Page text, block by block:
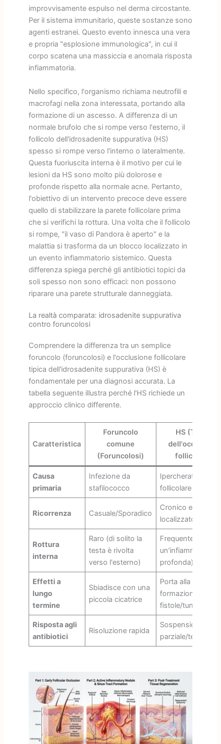
improvvisamente espulso nel derma circostante.
Per il sistema immunitario, queste sostanze sono
agenti estranei. Questo evento innesca una vera
e propria "esplosione immunologica", in cui il
corpo scatena una massiccia e anomala risposta
infiammatoria.
Nello specifico, l'organismo richiama neutrofili e
macrofagi nella zona interessata, portando alla
formazione di un ascesso. A differenza di un
normale brufolo che si rompe verso l'esterno, il
follicolo dell'idrosadenite suppurativa (HS)
spesso si rompe verso l'interno o lateralmente.
Questa fuoriuscita interna è il motivo per cui le
lesioni da HS sono molto più dolorose e
profonde rispetto alla normale acne. Pertanto,
l'obiettivo di un intervento precoce deve essere
quello di stabilizzare la parete follicolare prima
che si verifichi la rottura. Una volta che il follicolo
si rompe, "il vaso di Pandora è aperto" e la
malattia si trasforma da un blocco localizzato in
un evento infiammatorio sistemico. Questa
differenza spiega perché gli antibiotici topici da
soli spesso non sono efficaci: non possono
riparare una parete strutturale danneggiata.
La realtà comparata: idrosadenite suppurativa
contro foruncolosi
Comprendere la differenza tra un semplice
foruncolo (foruncolosi) e l'occlusione follicolare
tipica dell'idrosadenite suppurativa (HS) è
fondamentale per una diagnosi accurata. La
tabella seguente illustra perché l'HS richiede un
approccio clinico differente.
Caratteristica
Foruncolo
comune
(Foruncolosi)
HS (Triade
dell'occlusione
follicolare)
Causa
primaria
Infezione da
stafilococco
Ipercheratosi
follicolare
Ricorrenza Casuale/Sporadico
Cronico e
localizzato
Rottura
interna
Raro (di solito la
testa è rivolta
verso l'esterno)
Frequente
un'infiammazione
profonda)
Effetti a
lungo
termine
Sbiadisce con una
piccola cicatrice
Porta alla
formazione di
fistole/tunnel
Risposta agli
antibiotici
Risoluzione rapida
Sospensione
parziale/